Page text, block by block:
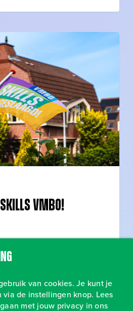
vmbo!
van cookies. Je kunt je
de instellingen knop. Lees
met jouw privacy in ons